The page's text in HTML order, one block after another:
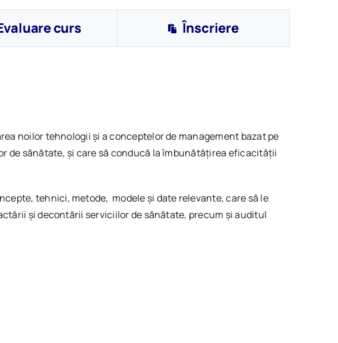
curs Înscriere
noilor tehnologii și a conceptelor de management bazat pe
de sănătate, și care să conducă la îmbunătățirea eficacității
tehnici, metode, modele și date relevante, care să le
și decontării serviciilor de sănătate, precum și auditul